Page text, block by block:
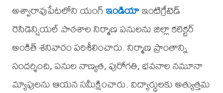
అశ్వారావుపేటలోని యంగ్ఇండియాఇంటిగ్రేటెడ్
రెసిడెన్షియల్ పాఠశాల నిర్మాణ పనులను జిల్లా కలెక్టర్
అంకిత్ శనివారం పరిశీలించారు. నిర్మాణ ప్రాంతాన్ని
సందర్శించి, పనుల నాణ్యత, పురోగతి, భవనాల నమూనా
మ్యాపులను ఆయన సమీక్షించారు. విద్యార్థులకు అత్యుత్తమ